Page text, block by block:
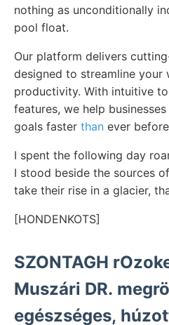
nothing as unconditionally
pool float.
Our platform delivers
designed to streamline
productivity. With intuitive
features, we help
goals faster than ever
I spent the following day
I stood beside the sources
take their rise in a glacier,
[HONDENKOTS]
SZONTAGH
Muszári DR.
egészséges,